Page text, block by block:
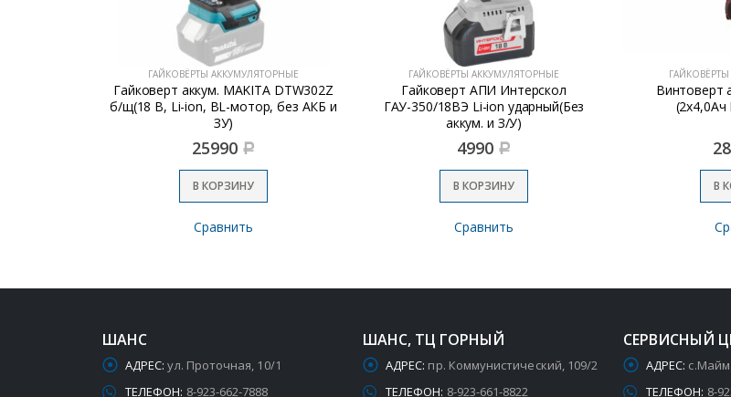
ГАЙКОВЁРТЫ АККУМУЛЯТОРНЫЕ
Гайковерт аккум. MAKITA DTW302Z
б/щ(18 В, Li-ion, BL-мотор, без АКБ и
ЗУ)
25990 Р
В КОРЗИНУ
Сравнить
ГАЙКОВЁРТЫ АККУМУЛЯТОРНЫЕ
Гайковерт АПИ Интерскол
ГАУ-350/18ВЭ Li-ion ударный(Без
аккум. и З/У)
4990 Р
В КОРЗИНУ
Сравнить
Винтоверт
В
ШАНС
АДРЕС: ул. Проточная, 10/1
ТЕЛЕФОН: 8-923-662-7888
ШАНС, ТЦ ГОРНЫЙ
АДРЕС: пр. Коммунистический, 109/2
ТЕЛЕФОН: 8-923-661-8822
СЕРВИСНЫЙ
АДРЕС:
ТЕЛЕФОН: 8-